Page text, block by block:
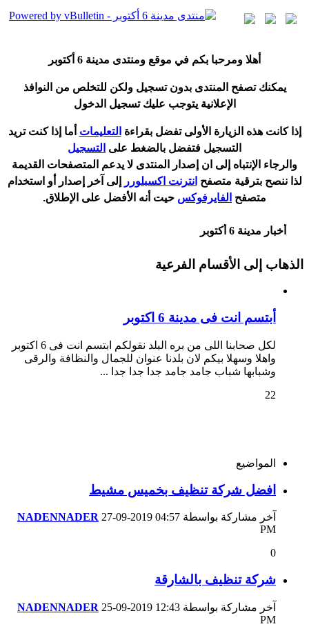
هلا ومرحبا بكم في موقع ومنتدى مدينة 6 أكتوبر
يمكنك تصفح المنتدى بدون تسجيل ولكن للتخلص من النوافذ
الإعلانية يتوجب عليك تسجيل الدخول
إذا كانت هذه الزيارة الأولى تفضل بقراءة التعليمات ما إذا كنت تريد
التسجيل فتفضل بالضغط على التسجيل
والرجاء الإنتباه إلى ان إصدار المنتدى لا يدعم المتصفحات القديمة
لذا ننصح بترقية متصفح انترنت اكسبلورر إلى آخر إصدار أو استخدام
متصفح الفايرفوكس حيت نه الأفضل على الإطلاق.
أخبار مدينة 6 أكتوبر
الذهاب إلى الأقسام الفرعية
أبتسم انت فى مدينة 6 اكتوبر
لكل صحابنا اللى من بره البلد نقولكم ابتسم انت فى 6 اكتوبر
واهلا وسهلا بيكم لان بلدنا عنوان للجمال والنظافة والرقى
وشبابها شباب جامد جامد جدا جدا جدا ...
22
المواضيع
افضل شركة تنظيف بخميس مشيط
آخر مشاركة بواسطة NADENNADER 27-09-2019 04:57
PM
0
شركة تنظيف بالشارقة
آخر مشاركة بواسطة NADENNADER 25-09-2019 12:43
PM